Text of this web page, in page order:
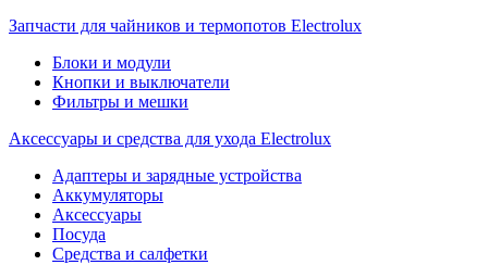
Запчасти для чайников и термопотов Electrolux
Блоки и модули
Кнопки и выключатели
Фильтры и мешки
Аксессуары и средства для ухода Electrolux
Адаптеры и зарядные устройства
Аккумуляторы
Аксессуары
Посуда
Средства и салфетки